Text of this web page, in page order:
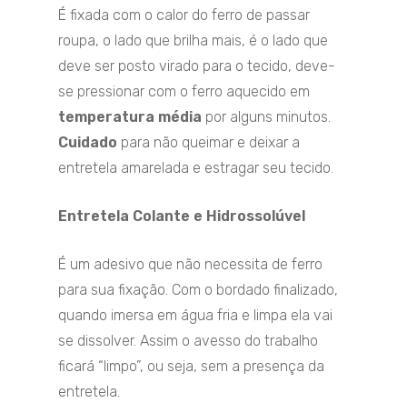
É fixada com o calor do ferro de passar
roupa, o lado que brilha mais, é o lado que
deve ser posto virado para o tecido, deve-
se pressionar com o ferro aquecido em
temperatura média por alguns minutos.
Cuidado para não queimar e deixar a
entretela amarelada e estragar seu tecido.
Entretela Colante e Hidrossolúvel
É um adesivo que não necessita de ferro
para sua fixação. Com o bordado finalizado,
quando imersa em água fria e limpa ela vai
se dissolver. Assim o avesso do trabalho
ficará “limpo”, ou seja, sem a presença da
entretela.